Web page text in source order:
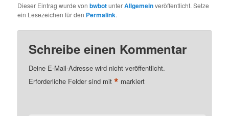
Dieser Eintrag wurde vonbwbotunterAllgemeinveröffentlicht. Setze
ein Lesezeichen für den Permalink.
Schreibe einen Kommentar
Deine E-Mail-Adresse wird nicht veröffentlicht.
Erforderliche Felder sind mit* markiert